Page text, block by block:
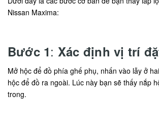
Nissan Maxima:
Bước 1: Xác định vị trí
Mở hộc để đồ phía ghế phụ, nhấn vào lẫy ở
hộc để đồ ra ngoài. Lúc này bạn sẽ thấy nắp
trong.